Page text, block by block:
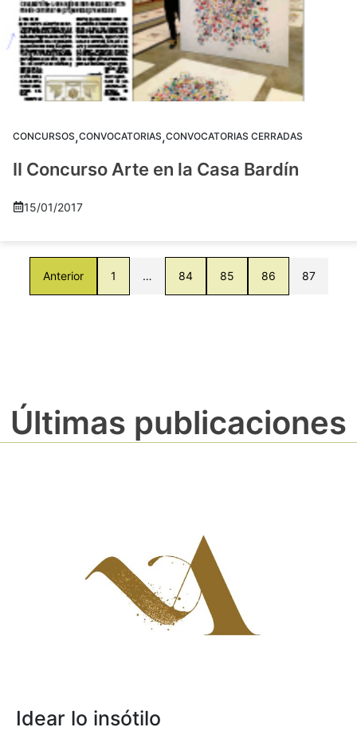
CONCURSOS,CONVOCATORIAS,CONVOCATORIAS CERRADAS
II Concurso Arte en la Casa Bardín
15/01/2017
Anterior 1 … 84 85 86 87
Últimas publicaciones
Idear lo insótilo